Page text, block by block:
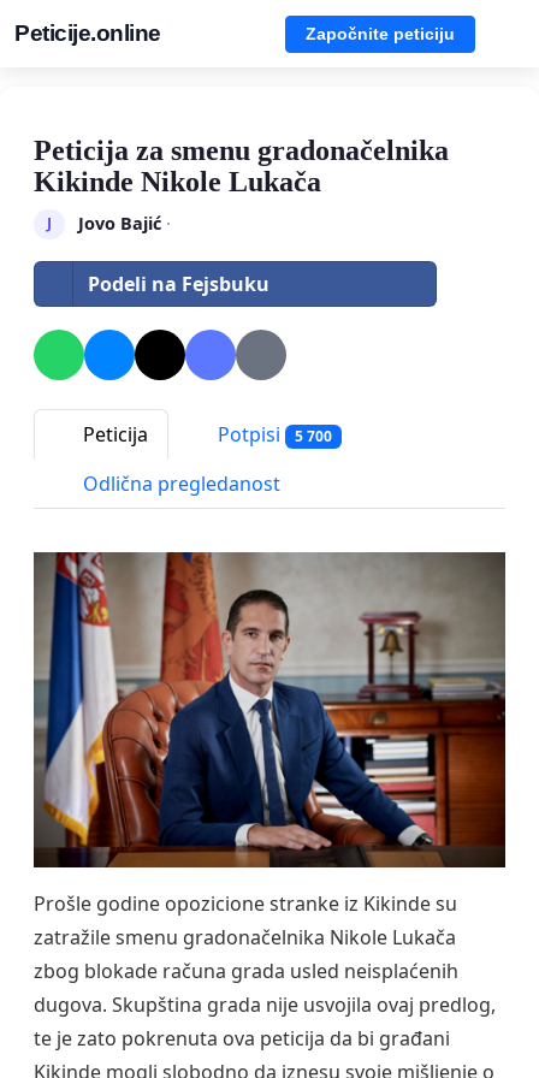
Peticije.online Započnite peticiju
Peticija za smenu gradonačelnika
Kikinde Nikole Lukača
J Jovo Bajić·
Podeli na Fejsbuku
Peticija Potpisi 5 700
Odlična pregledanost
Prošle godine opozicione stranke iz Kikinde su
zatražile smenu gradonačelnika Nikole Lukača
zbog blokade računa grada usled neisplaćenih
dugova. Skupština grada nije usvojila ovaj predlog,
te je zato pokrenuta ova peticija da bi građani
Kikinde mogli slobodno da iznesu svoje mišljenje o